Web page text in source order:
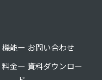
機能
料金
ー お問い合わせ
ー 資料ダウンロー